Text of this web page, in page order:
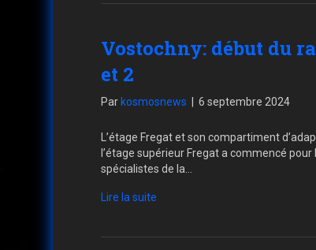
Vostochny: début du
et 2
Par kosmosnews 6 septembre 2024
L’étage Fregat et son compartiment
l’étage supérieur Fregat a commencé
spécialistes de la…
Lire la suite